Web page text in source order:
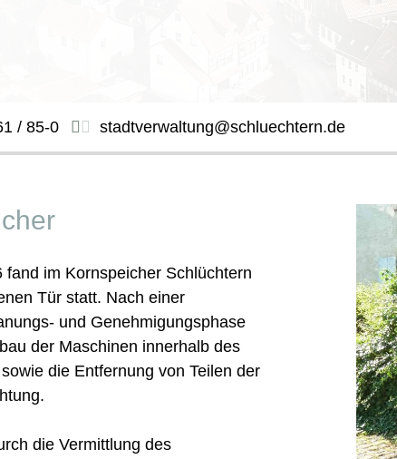
/ 85-0 stadtverwaltung@schluechtern.de
fand im Kornspeicher Schlüchtern
Tür statt. Nach einer
und Genehmigungsphase
der Maschinen innerhalb des
die Entfernung von Teilen der
die Vermittlung des